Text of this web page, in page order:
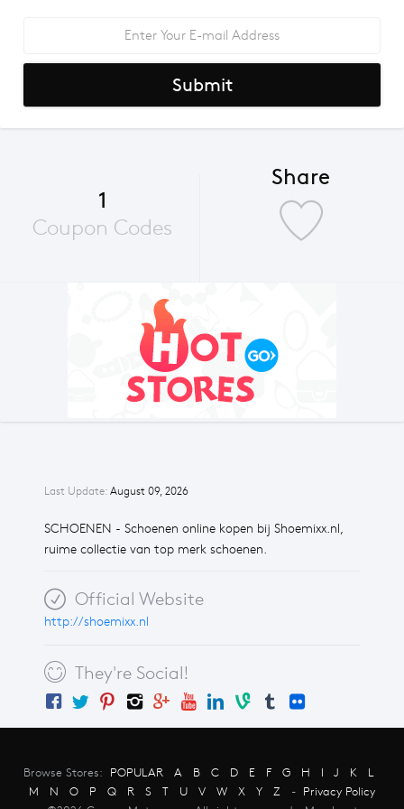
Last Update: August 09, 2026
SCHOENEN - Schoenen online kopen bij Shoemixx.nl,
ruime collectie van top merk schoenen.
Official Website
http://shoemixx.nl
They're Social!
Submit
1
Coupon Codes
Share
Browse Stores: POPULAR A B C D E F G H I J K
L
M
N O P Q R S T U V W X Y Z - Privacy Policy